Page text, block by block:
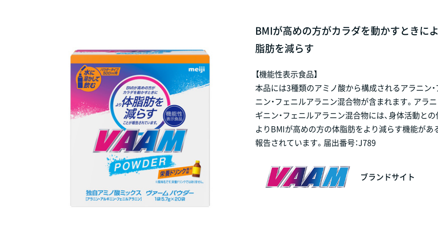
BMIが高めの方がカラダを動かすときに
脂肪を減らす
【機能性表示食品】
本品には3種類のアミノ酸から構成されるアラニン
ニン・フェニルアラニン混合物が含まれます。アラニ
ギニン・フェニルアラニン混合物には、身体活動と
よりBMIが高めの方の体脂肪をより減らす機能があ
報告されています。届出番号：J789
ブランドサイト